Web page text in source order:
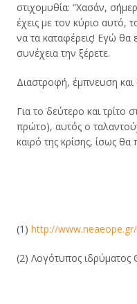
στιχομυθία: “Χασάν,
έχεις με τον κύριο αυτό,
να τα καταφέρεις! Εγώ θα
συνέχεια την ξέρετε.
Διαστροφή, έμπνευση και
Για το δεύτερο και τρίτο
πρώτο), αυτός ο
καιρό της κρίσης, ίσως θα
(1) http://
(2) Λογότυπος